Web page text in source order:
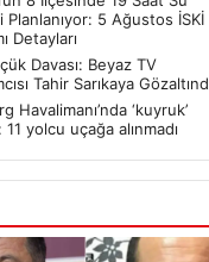
8 İlçesinde 19 Saat Su
Planlanıyor: 5 Ağustos İSKİ
Detayları
Davası: Beyaz TV
Tahir Sarıkaya Gözaltında
Havalimanı’nda ‘kuyruk’
11 yolcu uçağa alınmadı